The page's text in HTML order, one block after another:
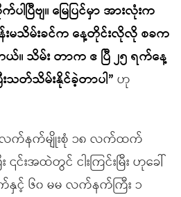
ြီဗျ။ မြေပြင်မှာ အားလုံးက
န်းမသိမ်းခင်က နေ့တိုင်းလိုလို စခက
။ သိမ်း တာက ဧ ပြီ ၂၅ ရက်နေ့
းသတ်သိမ်းနိုင်ခဲ့တာပါ” ဟု
လက်နက်မျိုးစုံ ၁၈ လက်ထက်
င်းအထဲတွင် ငါးကြင်းမြီး ဟုခေါ်
၆၀ မမ လက်နက်ကြီး ၁